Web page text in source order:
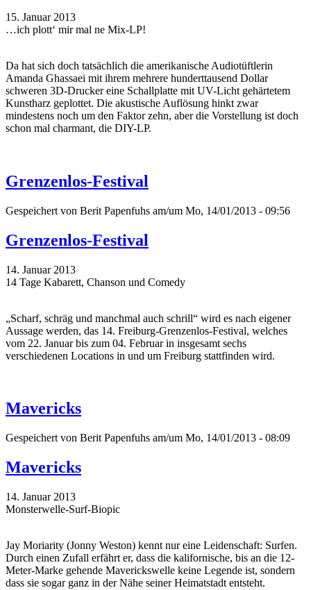
15. Januar 2013
…ich plott‘ mir mal ne Mix-LP!
Da hat sich doch tatsächlich die amerikanische Audiotüftlerin
Amanda Ghassaei mit ihrem mehrere hunderttausend Dollar
schweren 3D-Drucker eine Schallplatte mit UV-Licht gehärtetem
Kunstharz geplottet. Die akustische Auflösung hinkt zwar
mindestens noch um den Faktor zehn, aber die Vorstellung ist doch
schon mal charmant, die DIY-LP.
Grenzenlos-Festival
Gespeichert von Berit Papenfuhs am/um Mo, 14/01/2013 - 09:56
Grenzenlos-Festival
14. Januar 2013
14 Tage Kabarett, Chanson und Comedy
„Scharf, schräg und manchmal auch schrill“ wird es nach eigener
Aussage werden, das 14. Freiburg-Grenzenlos-Festival, welches
vom 22. Januar bis zum 04. Februar in insgesamt sechs
verschiedenen Locations in und um Freiburg stattfinden wird.
Mavericks
Gespeichert von Berit Papenfuhs am/um Mo, 14/01/2013 - 08:09
Mavericks
14. Januar 2013
Monsterwelle-Surf-Biopic
Jay Moriarity (Jonny Weston) kennt nur eine Leidenschaft: Surfen.
Durch einen Zufall erfährt er, dass die kalifornische, bis an die 12-
Meter-Marke gehende Maverickswelle keine Legende ist, sondern
dass sie sogar ganz in der Nähe seiner Heimatstadt entsteht.